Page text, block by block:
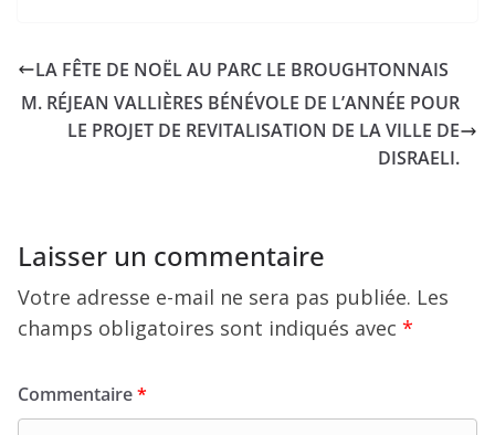
LA FÊTE DE NOËL AU PARC LE BROUGHTONNAIS
M. RÉJEAN VALLIÈRES BÉNÉVOLE DE L’ANNÉE POUR
LE PROJET DE REVITALISATION DE LA VILLE DE
DISRAELI.
Laisser un commentaire
Votre adresse e-mail ne sera pas publiée. Les
champs obligatoires sont indiqués avec *
Commentaire*